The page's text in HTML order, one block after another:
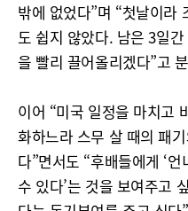
밖에 없었다”며 “첫날이라
도 쉽지 않았다. 남은 3일
을 빨리 끌어올리겠다”고
이어 “미국 일정을 마치고
화하느라 스무 살 때의 패
다”면서도 “후배들에게 ‘
수 있다’는 것을 보여주고